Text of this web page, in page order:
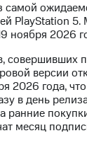
самой
PlayStation
ноября 2026
совершивших
версии
2026 года,
в день
ранние
месяц